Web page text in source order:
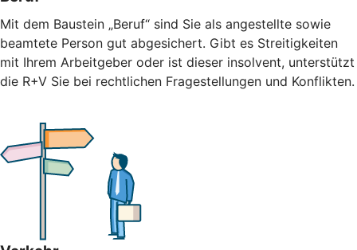
Mit dem Baustein „Beruf“ sind Sie als angestellte sowie
beamtete Person gut abgesichert. Gibt es Streitigkeiten
mit Ihrem Arbeitgeber oder ist dieser insolvent, unterstützt
die R+V Sie bei rechtlichen Fragestellungen und Konflikten.